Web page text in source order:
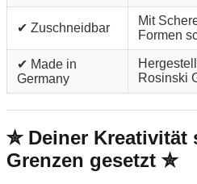
✔ Zuschneidbar
Mit
Formen
✔ Made in
Germany
Rosinski
✮ Deiner Kreativität
Grenzen gesetzt ✮